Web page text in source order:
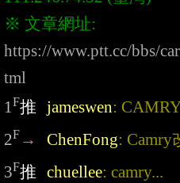
https://www.ptt.cc/bbs/
tml
1F推 jameswen:
2F → ChenFong: Camry
3F推 chuellee: camry...